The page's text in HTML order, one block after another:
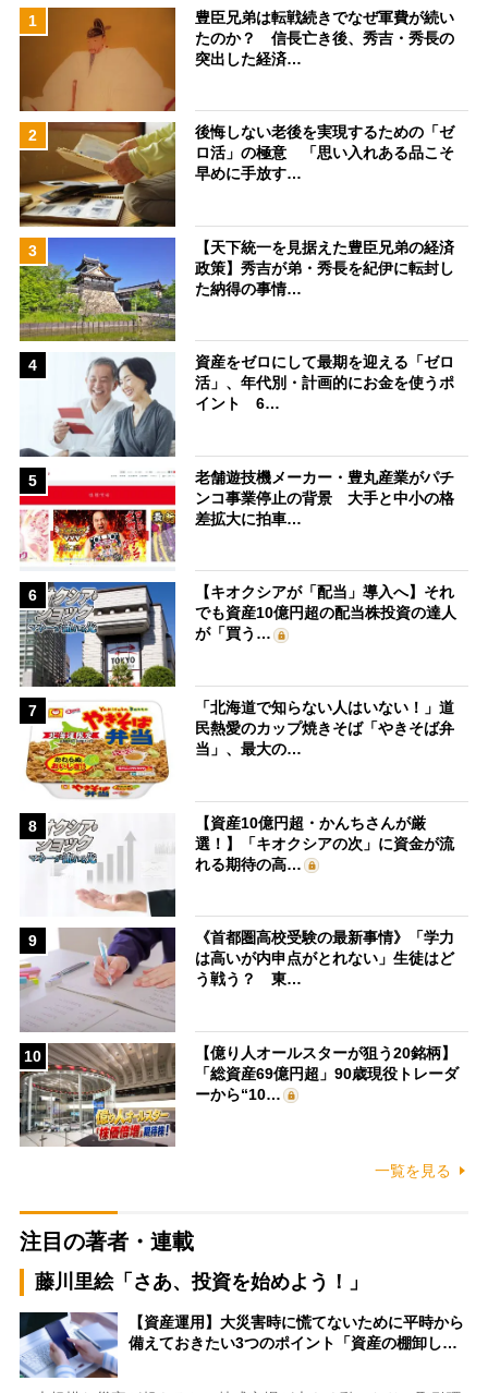
1
豊臣兄弟は転戦続きでなぜ軍費が続い
たのか？ 信長亡き後、秀吉・秀長の
突出した経済…
2
後悔しない老後を実現するための「ゼ
ロ活」の極意 「思い入れある品こそ
早めに手放す…
3
【天下統一を見据えた豊臣兄弟の経済
政策】秀吉が弟・秀長を紀伊に転封し
た納得の事情…
4
資産をゼロにして最期を迎える「ゼロ
活」、年代別・計画的にお金を使うポ
イント 6…
5
老舗遊技機メーカー・豊丸産業がパチ
ンコ事業停止の背景 大手と中小の格
差拡大に拍車…
6
【キオクシアが「配当」導入へ】それ
でも資産10億円超の配当株投資の達人
が「買う…
7
「北海道で知らない人はいない！」道
民熱愛のカップ焼きそば「やきそば弁
当」、最大の…
8
【資産10億円超・かんちさんが厳
選！】「キオクシアの次」に資金が流
れる期待の高…
9
《首都圏高校受験の最新事情》「学力
は高いが内申点がとれない」生徒はど
う戦う？ 東…
10
【億り人オールスターが狙う20銘柄】
「総資産69億円超」90歳現役トレーダ
ーから“10…
一覧を見る
注目の著者・連載
藤川里絵「さあ、投資を始めよう！」
【資産運用】大災害時に慌てないために平時から
備えておきたい3つのポイント「資産の棚卸し…